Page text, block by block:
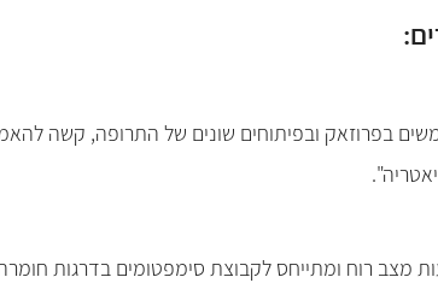
מצב רוח ומתייחס לקבוצת סימפטומים בדרגות חומרה